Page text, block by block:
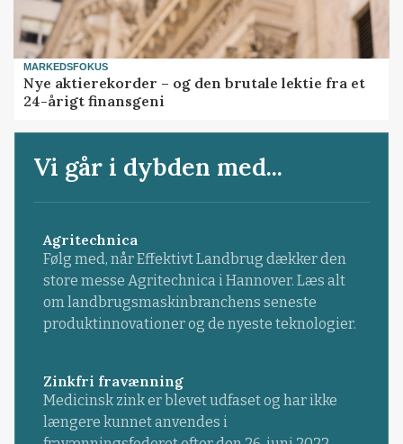
MARKEDSFOKUS
Nye aktierekorder – og den brutale lektie fra et
24-årigt finansgeni
Vi går i dybden med...
Agritechnica
Følg med, når Effektivt Landbrug dækker den
store messe Agritechnica i Hannover. Læs alt
om landbrugsmaskinbranchens seneste
produktinnovationer og de nyeste teknologier.
Zinkfri fravænning
Medicinsk zink er blevet udfaset og har ikke
længere kunnet anvendes i